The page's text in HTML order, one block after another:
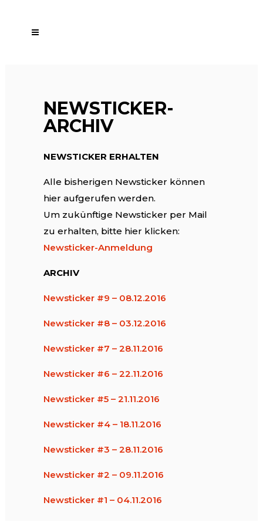
NEWSTICKER-
ARCHIV
NEWSTICKER ERHALTEN
Alle bisherigen Newsticker können
hier aufgerufen werden.
Um zukünftige Newsticker per Mail
zu erhalten, bitte hier klicken:
Newsticker-Anmeldung
ARCHIV
Newsticker #9 – 08.12.2016
Newsticker #8 – 03.12.2016
Newsticker #7 – 28.11.2016
Newsticker #6 – 22.11.2016
Newsticker #5 – 21.11.2016
Newsticker #4 – 18.11.2016
Newsticker #3 – 28.11.2016
Newsticker #2 – 09.11.2016
Newsticker #1 – 04.11.2016